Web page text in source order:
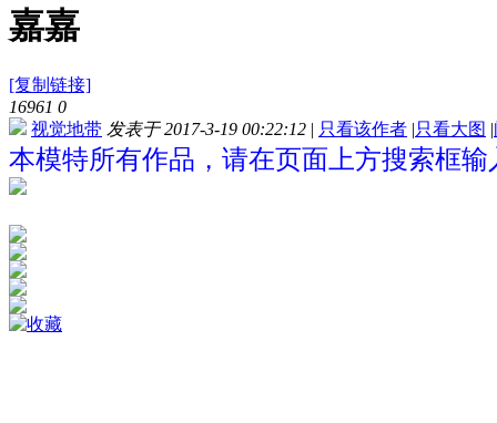
嘉嘉
[复制链接]
16961 0
视觉地带 发表于 2017-3-19 00:22:12 | 只看该作者 |只看大图 |
本模特所有作品，请在页面上方搜索框输